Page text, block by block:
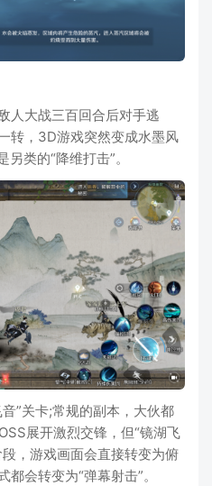
人大战三百回合后对手逃
转，3D游戏突然变成水墨风
类的“降维打击”。
”关卡;常规的副本，大伙都
展开激烈交锋，但“镜湖飞
，游戏画面会直接转变为俯
会转变为“弹幕射击”。